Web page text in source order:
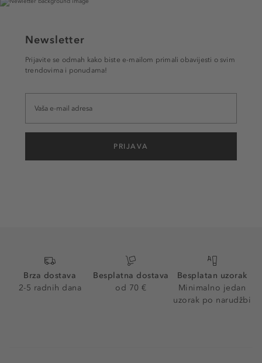
Newsletter
Prijavite se odmah kako biste e-mailom primali obavijesti o svim
trendovima i ponudama!
PRIJAVA
Brza dostava
2-5 radnih dana
Besplatna dostava
od 70 €
Besplatan uzorak
Minimalno jedan
uzorak po narudžbi